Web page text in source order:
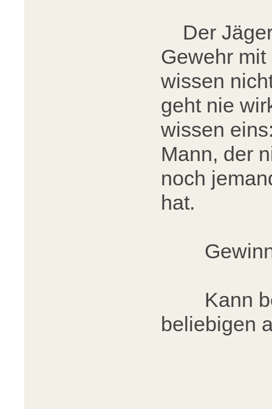
Der
Gewehr
wissen
geht nie
wissen
Mann, der
noch
hat.
Gewinnt
Kann bei
beliebigen